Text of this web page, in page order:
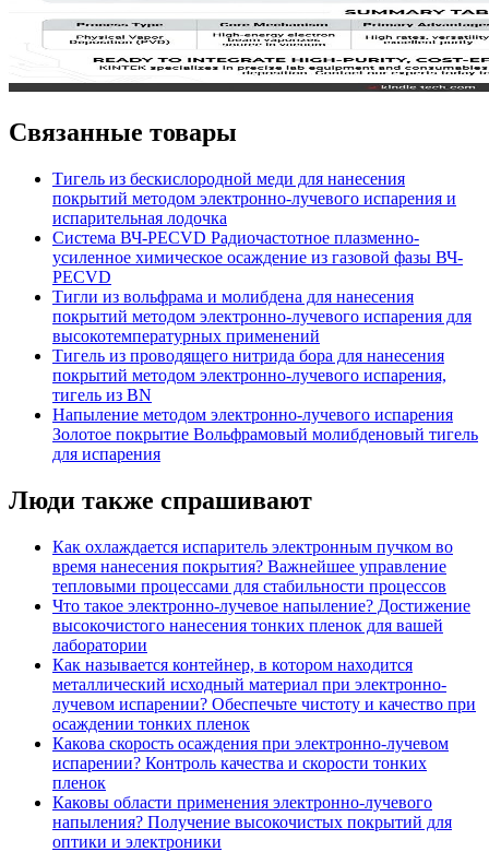
Связанные товары
Тигель из бескислородной меди для нанесения
покрытий методом электронно-лучевого испарения и
испарительная лодочка
Система ВЧ-PECVD Радиочастотное плазменно-
усиленное химическое осаждение из газовой фазы ВЧ-
PECVD
Тигли из вольфрама и молибдена для нанесения
покрытий методом электронно-лучевого испарения для
высокотемпературных применений
Тигель из проводящего нитрида бора для нанесения
покрытий методом электронно-лучевого испарения,
тигель из BN
Напыление методом электронно-лучевого испарения
Золотое покрытие Вольфрамовый молибденовый тигель
для испарения
Люди также спрашивают
Как охлаждается испаритель электронным пучком во
время нанесения покрытия? Важнейшее управление
тепловыми процессами для стабильности процессов
Что такое электронно-лучевое напыление? Достижение
высокочистого нанесения тонких пленок для вашей
лаборатории
Как называется контейнер, в котором находится
металлический исходный материал при электронно-
лучевом испарении? Обеспечьте чистоту и качество при
осаждении тонких пленок
Какова скорость осаждения при электронно-лучевом
испарении? Контроль качества и скорости тонких
пленок
Каковы области применения электронно-лучевого
напыления? Получение высокочистых покрытий для
оптики и электроники